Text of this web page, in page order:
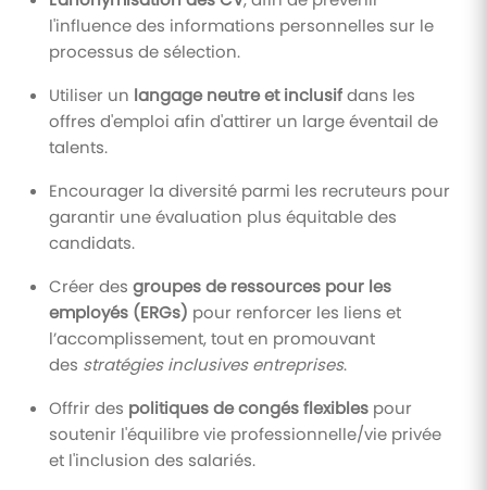
l'influence des informations personnelles sur le
processus de sélection.
Utiliser un langage neutre et inclusifdans les
offres d'emploi afin d'attirer un large éventail de
talents.
Encourager la diversité parmi les recruteurs pour
garantir une évaluation plus équitable des
candidats.
Créer des groupes de ressources pour les
employés (ERGs) pour renforcer les liens et
l’accomplissement, tout en promouvant
des stratégies inclusives entreprises.
Offrir des politiques de congés flexibles pour
soutenir l'équilibre vie professionnelle/vie privée
et l'inclusion des salariés.